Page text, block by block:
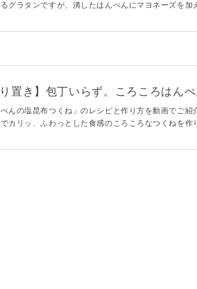
グラタンですが、潰したはんぺんにマヨネーズを加
くださいね。
り置き】包丁いらず。ころころはん
ぺんの塩昆布つくね」のレシピと作り方を動画でご
カリッ、ふわっとした食感のころころなつくねを作
埋めにもぴったりです♪